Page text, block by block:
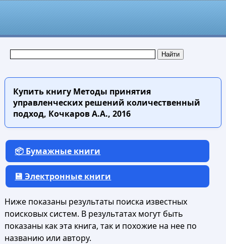
Купить книгуМетоды принятия
управленческих решений количественный
подход, Кочкаров А.А., 2016
📦 Бумажные книги
💾 Электронные книги
Ниже показаны результаты поиска известных
поисковых систем. В результатах могут быть
показаны как эта книга, так и похожие на нее по
названию или автору.